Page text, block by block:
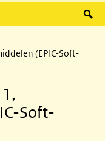
(EPIC-Soft-
Soft-